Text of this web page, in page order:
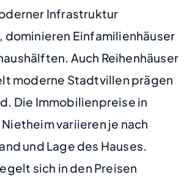
Infrastruktur
dominieren Einfamilienhäuser
Auch Reihenhäuser
moderne Stadtvillen prägen
Die Immobilienpreise in
variieren je nach
und Lage des Hauses.
sich in den Preisen